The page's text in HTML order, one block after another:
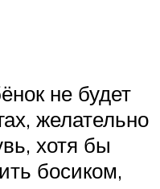
не будет
желательно
хотя бы
босиком,